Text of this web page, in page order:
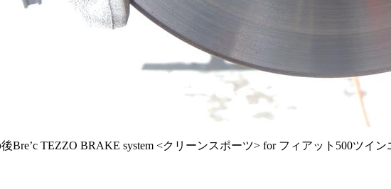
Bre’c TEZZO BRAKE system <クリーンスポーツ> for フィアット500ツイン